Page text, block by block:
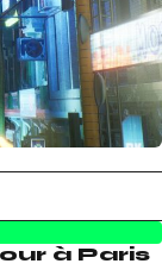
à Paris